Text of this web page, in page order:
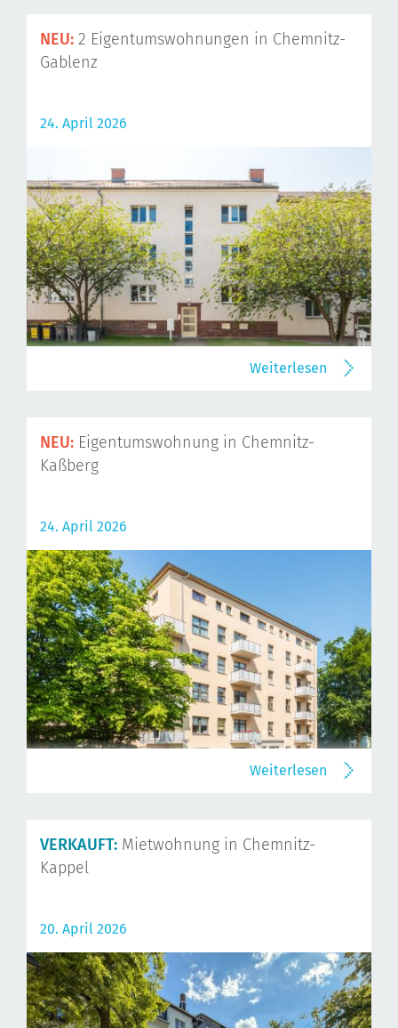
NEU: 2 Eigentumswohnungen in Chemnitz-
Gablenz
24. April 2026
Weiterlesen
NEU: Eigentumswohnung in Chemnitz-
Kaßberg
24. April 2026
Weiterlesen
VERKAUFT: Mietwohnung in Chemnitz-
Kappel
20. April 2026